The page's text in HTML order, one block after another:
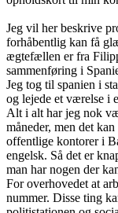
Jeg vil her beskrive
forhåbentlig kan få
ægtefællen er fra
sammenføring i
Jeg tog til spanien i
og lejede et værelse i
Alt i alt har jeg nok
måneder, men det
offentlige kontorer i
engelsk. Så det er
man har nogen der
For overhovedet at
nummer. Disse ting